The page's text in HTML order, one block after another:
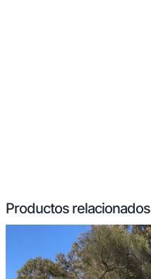
Productos relacionados